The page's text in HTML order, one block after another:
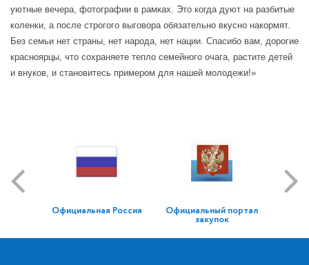
уютные вечера, фотографии в рамках. Это когда дуют на разбитые
коленки, а после строгого выговора обязательно вкусно накормят.
Без семьи нет страны, нет народа, нет нации. Спасибо вам, дорогие
красноярцы, что сохраняете тепло семейного очага, растите детей
и внуков, и становитесь примером для нашей молодежи!»
Официальная Россия Официальный портал
закупок